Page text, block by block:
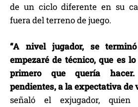
de un ciclo diferente en su
fuera del terreno de juego.
“A nivel jugador, se
empezaré de técnico, que es
primero que quería
pendientes, a la expectativa de
señaló el exjugador,